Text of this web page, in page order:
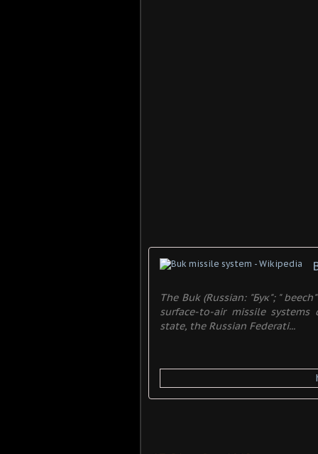
The Buk (Russian: "Бук"; "
surface-to-air missile
state, the Russian Federati...